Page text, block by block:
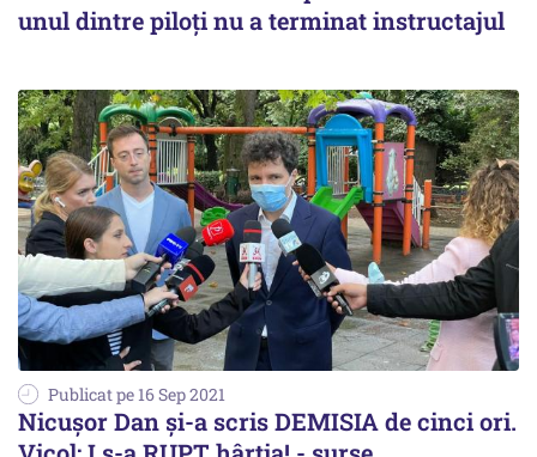
unul dintre piloţi nu a terminat instructajul
Publicat pe 16 Sep 2021
Nicușor Dan și-a scris DEMISIA de cinci ori.